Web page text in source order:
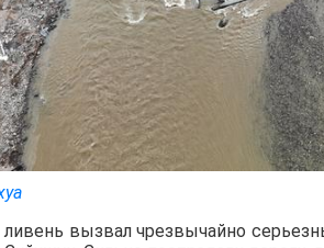
вызвал чрезвычайно